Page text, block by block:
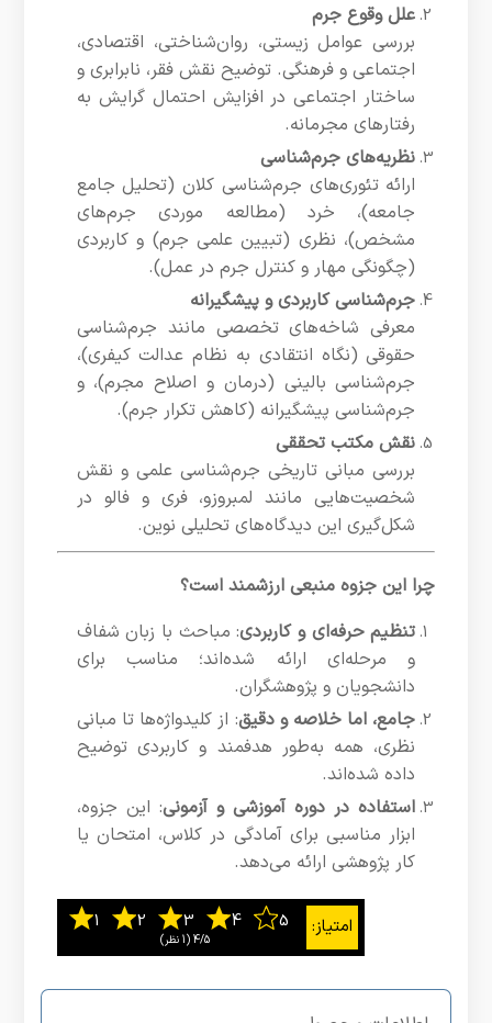
علل وقوع جرم
بررسی عوامل زیستی، روان‌شناختی، اقتصادی،
اجتماعی و فرهنگی. توضیح نقش فقر، نابرابری و
ساختار اجتماعی در افزایش احتمال گرایش به
رفتارهای مجرمانه.
نظریه‌های جرم‌شناسی
ارائه تئوری‌های جرم‌شناسی کلان (تحلیل جامع
جامعه)، خرد (مطالعه موردی جرم‌های
مشخص)، نظری (تبیین علمی جرم) و کاربردی
(چگونگی مهار و کنترل جرم در عمل).
جرم‌شناسی کاربردی و پیشگیرانه
معرفی شاخه‌های تخصصی مانند جرم‌شناسی
حقوقی (نگاه انتقادی به نظام عدالت کیفری)،
جرم‌شناسی بالینی (درمان و اصلاح مجرم)، و
جرم‌شناسی پیشگیرانه (کاهش تکرار جرم).
نقش مکتب تحققی
بررسی مبانی تاریخی جرم‌شناسی علمی و نقش
شخصیت‌هایی مانند لمبروزو، فری و فالو در
شکل‌گیری این دیدگاه‌های تحلیلی نوین.
چرا این جزوه منبعی ارزشمند است؟
تنظیم حرفه‌ای و کاربردی: مباحث با زبان شفاف
و مرحله‌ای ارائه شده‌اند؛ مناسب برای
دانشجویان و پژوهشگران.
جامع، اما خلاصه‌ و دقیق: از کلیدواژه‌ها تا مبانی
نظری، همه به‌طور هدفمند و کاربردی توضیح
داده شده‌اند.
استفاده در دوره آموزشی و آزمونی: این جزوه،
ابزار مناسبی برای آمادگی در کلاس، امتحان یا
کار پژوهشی ارائه می‌دهد.
4/5 ‫(1 نظر)